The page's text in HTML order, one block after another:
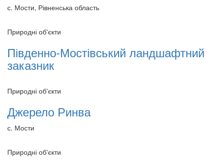
с. Мости, Рівненська область
Природні об'єкти
Південно-Мостівський ландшафтний
заказник
Природні об'єкти
Джерело Ринва
с. Мости
Природні об'єкти